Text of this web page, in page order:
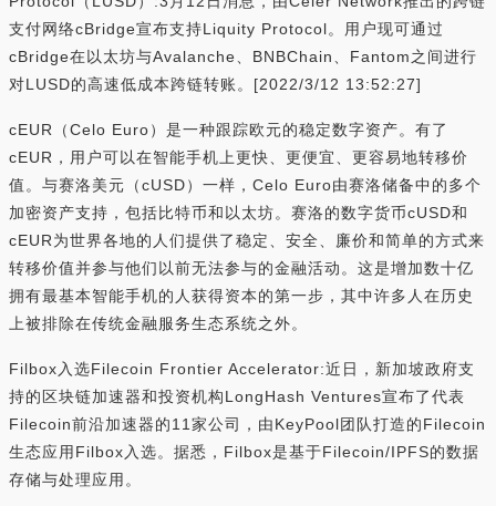
支付网络cBridge宣布支持Liquity Protocol。用户现可通过
cBridge在以太坊与Avalanche、BNBChain、Fantom之间进行
对LUSD的高速低成本跨链转账。[2022/3/12 13:52:27]
cEUR（Celo Euro）是一种跟踪欧元的稳定数字资产。有了
cEUR，用户可以在智能手机上更快、更便宜、更容易地转移价
值。与赛洛美元（cUSD）一样，Celo Euro由赛洛储备中的多个
加密资产支持，包括比特币和以太坊。赛洛的数字货币cUSD和
cEUR为世界各地的人们提供了稳定、安全、廉价和简单的方式来
转移价值并参与他们以前无法参与的金融活动。这是增加数十亿
拥有最基本智能手机的人获得资本的第一步，其中许多人在历史
上被排除在传统金融服务生态系统之外。
Filbox入选Filecoin Frontier Accelerator:近日，新加坡政府支
持的区块链加速器和投资机构LongHash Ventures宣布了代表
Filecoin前沿加速器的11家公司，由KeyPool团队打造的Filecoin
生态应用Filbox入选。据悉，Filbox是基于Filecoin/IPFS的数据
存储与处理应用。